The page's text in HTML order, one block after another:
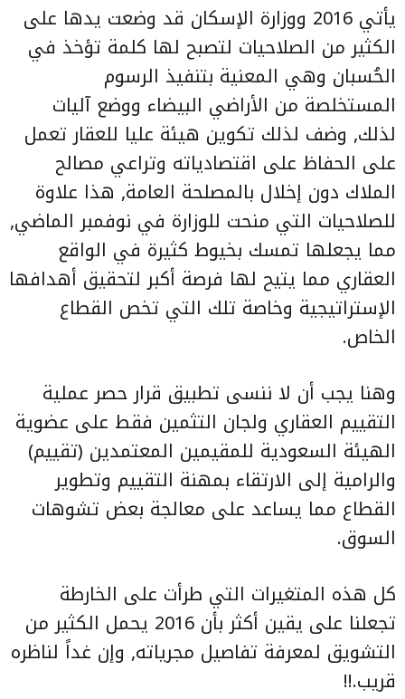
يأتي 2016 ووزارة الإسكان قد وضعت يدها على
الكثير من الصلاحيات لتصبح لها كلمة تؤخذ في
الحُسبان وهي المعنية بتنفيذ الرسوم
المستخلصة من الأراضي البيضاء ووضع آليات
لذلك, وضف لذلك تكوين هيئة عليا للعقار تعمل
على الحفاظ على اقتصادياته وتراعي مصالح
الملاك دون إخلال بالمصلحة العامة, هذا علاوة
للصلاحيات التي منحت للوزارة في نوفمبر الماضي,
مما يجعلها تمسك بخيوط كثيرة في الواقع
العقاري مما يتيح لها فرصة أكبر لتحقيق أهدافها
الإستراتيجية وخاصة تلك التي تخص القطاع
الخاص.
وهنا يجب أن لا ننسى تطبيق قرار حصر عملية
التقييم العقاري ولجان التثمين فقط على عضوية
الهيئة السعودية للمقيمين المعتمدين (تقييم)
والرامية إلى الارتقاء بمهنة التقييم وتطوير
القطاع مما يساعد على معالجة بعض تشوهات
السوق.
كل هذه المتغيرات التي طرأت على الخارطة
تجعلنا على يقين أكثر بأن 2016 يحمل الكثير من
التشويق لمعرفة تفاصيل مجرياته, وإن غداً لناظره
قريب.!!